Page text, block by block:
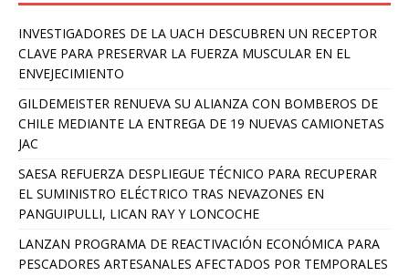
INVESTIGADORES DE LA UACH DESCUBREN UN RECEPTOR
CLAVE PARA PRESERVAR LA FUERZA MUSCULAR EN EL
ENVEJECIMIENTO
GILDEMEISTER RENUEVA SU ALIANZA CON BOMBEROS DE
CHILE MEDIANTE LA ENTREGA DE 19 NUEVAS CAMIONETAS
JAC
SAESA REFUERZA DESPLIEGUE TÉCNICO PARA RECUPERAR
EL SUMINISTRO ELÉCTRICO TRAS NEVAZONES EN
PANGUIPULLI, LICAN RAY Y LONCOCHE
LANZAN PROGRAMA DE REACTIVACIÓN ECONÓMICA PARA
PESCADORES ARTESANALES AFECTADOS POR TEMPORALES